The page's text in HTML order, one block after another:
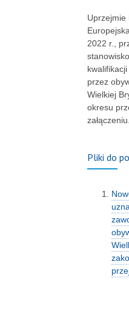
Uprzejmie
2022 r.,
przez
Wielkiej
okresu
załączeniu.
Pliki do